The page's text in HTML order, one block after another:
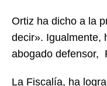
Ortiz ha dicho a la
decir». Igualmente,
abogado defensor,
La Fiscalía, ha